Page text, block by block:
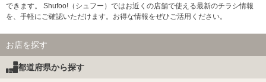
できます。 Shufoo!（シュフー）ではお近くの店舗で使える最新のチラシ情報
を、手軽にご確認いただけます。お得な情報をぜひご活用ください。
お店を探す
都道府県から探す